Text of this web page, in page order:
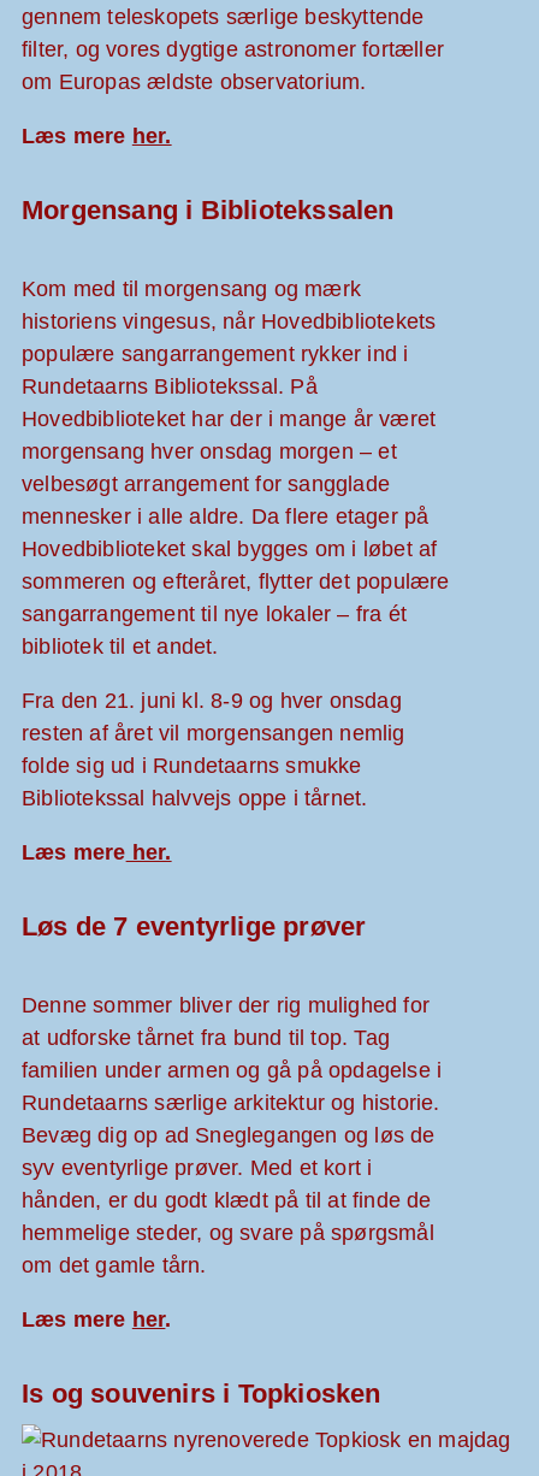
gennem teleskopets særlige beskyttende
filter, og vores dygtige astronomer fortæller
om Europas ældste observatorium.
Læs mere her.
Morgensang i Bibliotekssalen
Kom med til morgensang og mærk
historiens vingesus, når Hovedbibliotekets
populære sangarrangement rykker ind i
Rundetaarns Bibliotekssal. På
Hovedbiblioteket har der i mange år været
morgensang hver onsdag morgen – et
velbesøgt arrangement for sangglade
mennesker i alle aldre. Da flere etager på
Hovedbiblioteket skal bygges om i løbet af
sommeren og efteråret, flytter det populære
sangarrangement til nye lokaler – fra ét
bibliotek til et andet.
Fra den 21. juni kl. 8-9 og hver onsdag
resten af året vil morgensangen nemlig
folde sig ud i Rundetaarns smukke
Bibliotekssal halvvejs oppe i tårnet.
Læs mere her.
Løs de 7 eventyrlige prøver
Denne sommer bliver der rig mulighed for
at udforske tårnet fra bund til top. Tag
familien under armen og gå på opdagelse i
Rundetaarns særlige arkitektur og historie.
Bevæg dig op ad Sneglegangen og løs de
syv eventyrlige prøver. Med et kort i
hånden, er du godt klædt på til at finde de
hemmelige steder, og svare på spørgsmål
om det gamle tårn.
Læs mere her.
Is og souvenirs i Topkiosken